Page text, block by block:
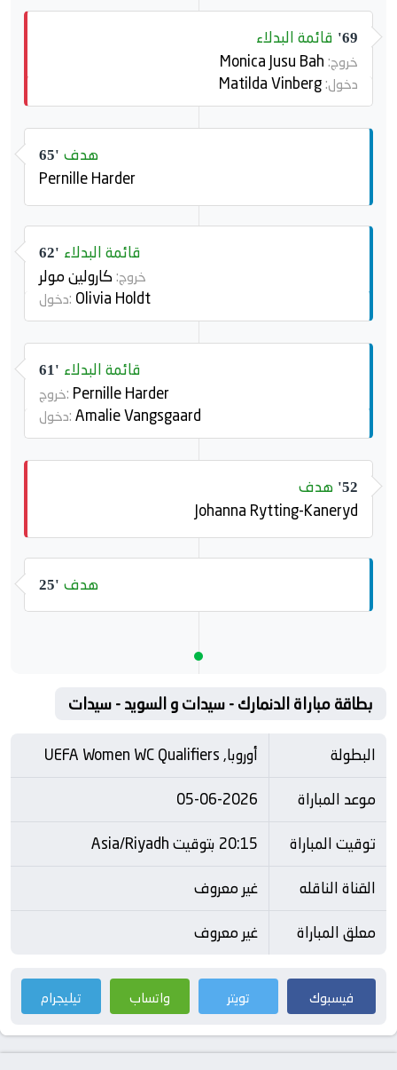
69' قائمة البدلاء
خروج:
دخول:
65' هدف
Pernille Harder
62' قائمة البدلاء
خروج:كارولين مولر
دخول: Olivia Holdt
61' قائمة البدلاء
خروج: Pernille Harder
دخول: Amalie Vangsgaard
52' هدف
Johanna Rytting-Kaneryd
25' هدف
بطاقة مباراة الدنمارك - سيدات و السويد - سيدات
البطولة
أوروبا, UEFA Women WC Qualifiers
موعد المباراة
05-06-2026
توقيت المباراة
20:15 بتوقيت Asia/Riyadh
القناة الناقله
غير معروف
معلق المباراة
غير معروف
فيسبوك تويتر واتساب تيليجرام